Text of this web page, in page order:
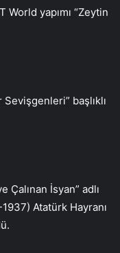
World yapımı “Zeytin
başlıklı
İsyan” adlı
Atatürk Hayranı